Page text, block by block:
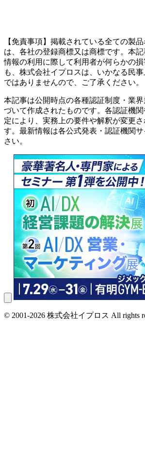
【免責事項】掲載されている全ての製
は、各社の登録商標又は商標です。本
情報の利用に際して利用者が何らかの
も、株式会社イプロスは、いかなる民
ではありませんので、ご了承ください。
本記事は公開時点の各種認証制度・業
づいて作成されたものです。各認証機
定により、実務上の要件や解釈が変更
す。最新情報は各公式発表・認証機関
さい。
© 2001-2026 株式会社イプロス All rights